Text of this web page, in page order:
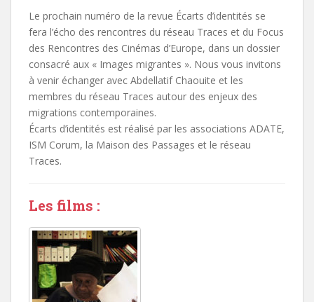
Le prochain numéro de la revue Écarts d’identités se
fera l’écho des rencontres du réseau Traces et du Focus
des Rencontres des Cinémas d’Europe, dans un dossier
consacré aux « Images migrantes ». Nous vous invitons
à venir échanger avec Abdellatif Chaouite et les
membres du réseau Traces autour des enjeux des
migrations contemporaines.
Écarts d’identités est réalisé par les associations ADATE,
ISM Corum, la Maison des Passages et le réseau
Traces.
Les films :